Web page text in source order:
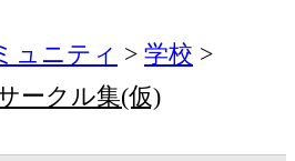
ュニティ
学校
ークル集(仮)